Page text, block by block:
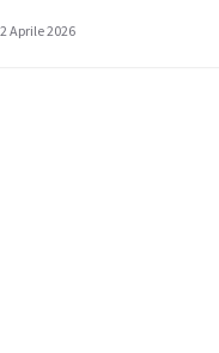
Aprile 2026